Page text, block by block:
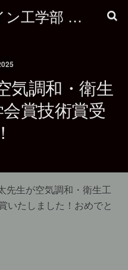
法政大学デザイン工学部 建築学科
気調和・衛生
賞技術賞受
先生が空気調和・衛生工
いたしました！おめでと